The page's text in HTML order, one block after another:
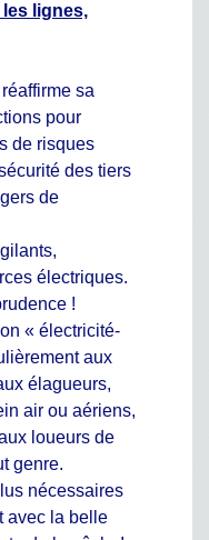
lignes,
sa
pour
de risques
des tiers
de
électriques.
!
« électricité-
aux
élagueurs,
air ou aériens,
loueurs de
genre.
nécessaires
avec la belle